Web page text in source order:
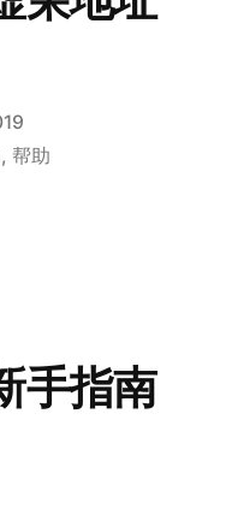
, 帮助
手指南